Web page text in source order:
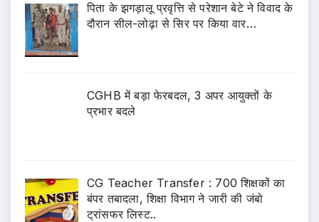
पिता के झगड़ालू प्रवृत्ति से परेशान बेटे ने विवाद के
दौरान सील-लोढ़ा से सिर पर किया वार…
CGHB में बड़ा फेरबदल, 3 अपर आयुक्तों के
प्रभार बदले
CG Teacher Transfer : 700 शिक्षकों का
बंपर तबादला, शिक्षा विभाग ने जारी की जंबो
ट्रांसफर लिस्ट..